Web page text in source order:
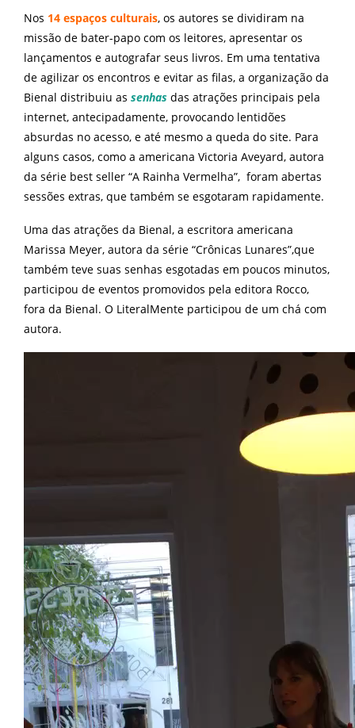
Nos 14 espaços culturais, os autores se dividiram na
missão de bater-papo com os leitores, apresentar os
lançamentos e autografar seus livros. Em uma tentativa
de agilizar os encontros e evitar as filas, a organização da
Bienal distribuiu as senhas das atrações principais pela
internet, antecipadamente, provocando lentidões
absurdas no acesso, e até mesmo a queda do site. Para
alguns casos, como a americana Victoria Aveyard, autora
da série best seller “A Rainha Vermelha”, foram abertas
sessões extras, que também se esgotaram rapidamente.
Uma das atrações da Bienal, a escritora americana
Marissa Meyer, autora da série “Crônicas Lunares”,que
também teve suas senhas esgotadas em poucos minutos,
participou de eventos promovidos pela editora Rocco,
fora da Bienal. O LiteralMente participou de um chá com
autora.